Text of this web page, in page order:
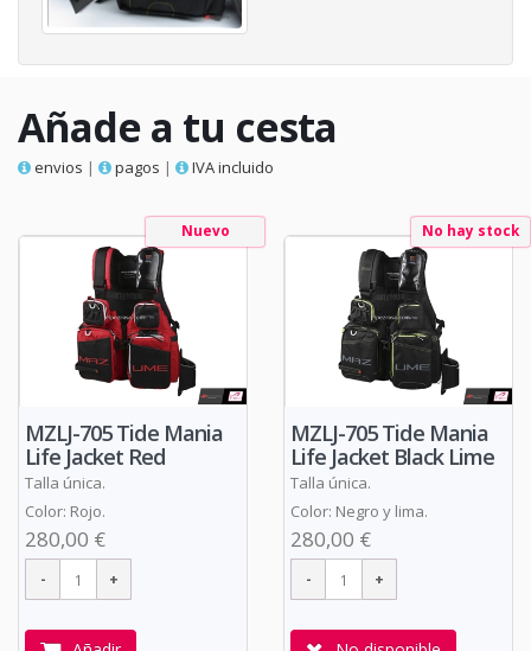
Añade a tu cesta
envios | pagos | IVA incluido
Nuevo
MZLJ-705 Tide Mania
Life Jacket Red
Talla única.
Color: Rojo.
280,00 €
No hay stock
MZLJ-705 Tide Mania
Life Jacket Black Lime
Talla única.
Color: Negro y lima.
280,00 €